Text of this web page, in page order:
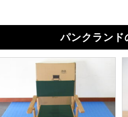
パンクランド